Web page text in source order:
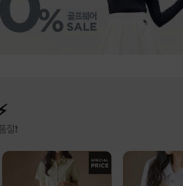
❗